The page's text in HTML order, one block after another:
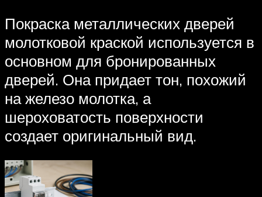
Покраска металлических дверей
молотковой краской используется в
основном для бронированных
дверей. Она придает тон, похожий
на железо молотка, а
шероховатость поверхности
создает оригинальный вид.